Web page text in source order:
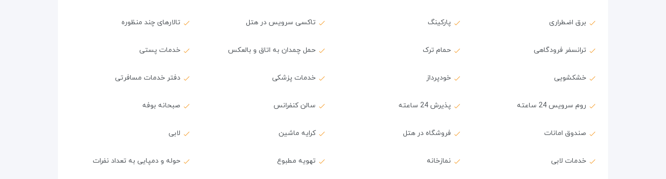
برق اضطراری پارکینگ تاکسی سرویس در هتل تالارهای چند منظوره
ترانسفر فرودگاهی حمام ترک حمل چمدان به اتاق و بالعکس خدمات پستی
خشکشویی خودپرداز خدمات پزشکی دفتر خدمات مسافرتی
روم سرویس 24 ساعته پذیرش 24 ساعته سالن کنفرانس صبحانه بوفه
صندوق امانات فروشگاه در هتل کرایه ماشین لابی
خدمات لابی نمازخانه تهویه مطبوع حوله و دمپایی به تعداد نفرات